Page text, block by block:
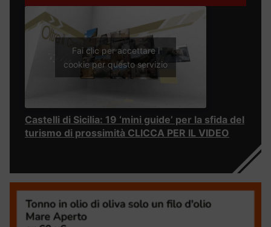
Fai clic per accettare i
cookie per questo servizio
Castelli di Sicilia: 19 ‘mini guide’ per la sfida del
turismo di prossimità CLICCA PER IL VIDEO